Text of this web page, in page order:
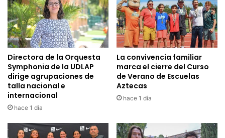
Directora de la Orquesta
Symphonia de la UDLAP
dirige agrupaciones de
talla nacional e
internacional
hace 1 día
La convivencia familiar
marca el cierre del Curso
de Verano de Escuelas
Aztecas
hace 1 día